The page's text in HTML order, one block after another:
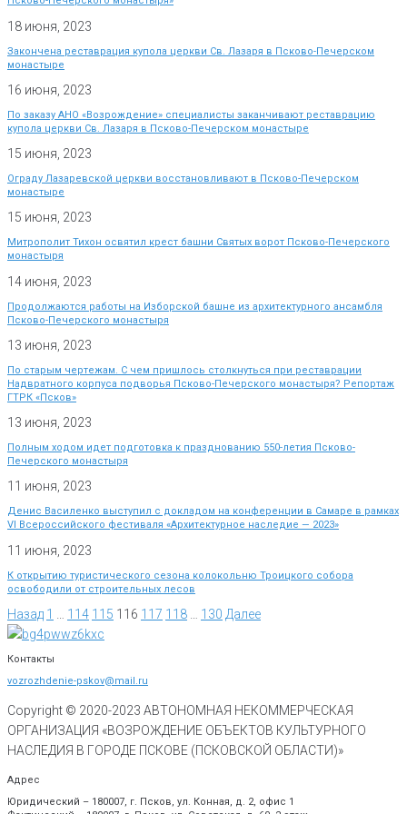
18 июня, 2023
Закончена реставрация купола церкви Св. Лазаря в Псково-Печерском
монастыре
16 июня, 2023
По заказу АНО «Возрождение» специалисты заканчивают реставрацию
купола церкви Св. Лазаря в Псково-Печерском монастыре
15 июня, 2023
Ограду Лазаревской церкви восстановливают в Псково-Печерском
монастыре
15 июня, 2023
Митрополит Тихон освятил крест башни Святых ворот Псково-Печерского
монастыря
14 июня, 2023
Продолжаются работы на Изборской башне из архитектурного ансамбля
Псково-Печерского монастыря
13 июня, 2023
По старым чертежам. С чем пришлось столкнуться при реставрации
Надвратного корпуса подворья Псково-Печерского монастыря? Репортаж
ГТРК «Псков»
13 июня, 2023
Полным ходом идет подготовка к празднованию 550-летия Псково-
Печерского монастыря
11 июня, 2023
Денис Василенко выступил с докладом на конференции в Самаре в рамках
VI Всероссийского фестиваля «Архитектурное наследие — 2023»
11 июня, 2023
К открытию туристического сезона колокольню Троицкого собора
освободили от строительных лесов
Назад 1 114 115 116 117 118 130 Далее
Контакты
vozrozhdenie-pskov@mail.ru
Copyright © 2020-2023 АВТОНОМНАЯ НЕКОММЕРЧЕСКАЯ
ОРГАНИЗАЦИЯ «ВОЗРОЖДЕНИЕ ОБЪЕКТОВ КУЛЬТУРНОГО
НАСЛЕДИЯ В ГОРОДЕ ПСКОВЕ (ПСКОВСКОЙ ОБЛАСТИ)»
Адрес
Юридический – 180007, г. Псков, ул. Конная, д. 2, офис 1